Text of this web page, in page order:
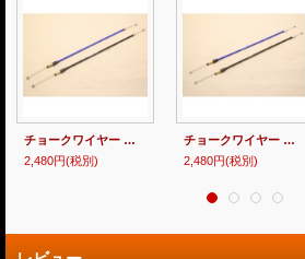
チョークワイヤー 【 MC28 】
2,480円(税別)
チョークワイヤー 【 MC18・21 】
2,480円(税別)